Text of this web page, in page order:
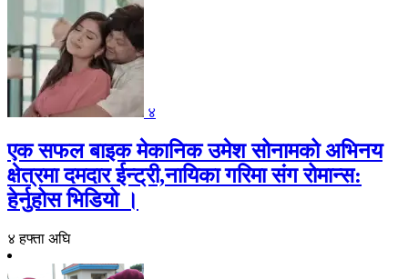
४
एक सफल बाइक मेकानिक उमेश सोनामको अभिनय
क्षेत्रमा दमदार ईन्ट्री,नायिका गरिमा संग रोमान्स:
हेर्नुहोस भिडियो ।
४ हफ्ता अघि